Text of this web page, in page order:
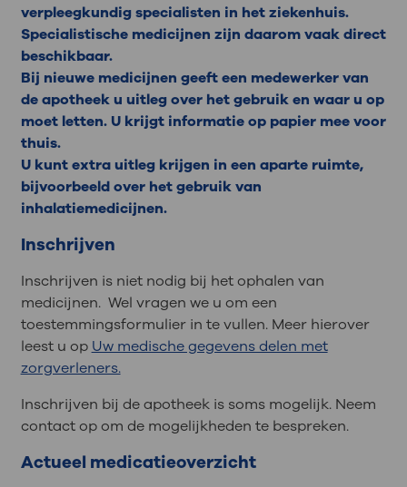
verpleegkundig specialisten in het ziekenhuis.
Specialistische medicijnen zijn daarom vaak direct
beschikbaar.
Bij nieuwe medicijnen geeft een medewerker van
de apotheek u uitleg over het gebruik en waar u op
moet letten. U krijgt informatie op papier mee voor
thuis.
U kunt extra uitleg krijgen in een aparte ruimte,
bijvoorbeeld over het gebruik van
inhalatiemedicijnen.
Inschrijven
Inschrijven is niet nodig bij het ophalen van
medicijnen. Wel vragen we u om een
toestemmingsformulier in te vullen. Meer hierover
leest u op Uw medische gegevens delen met
zorgverleners.
Inschrijven bij de apotheek is soms mogelijk. Neem
contact op om de mogelijkheden te bespreken.
Actueel medicatieoverzicht